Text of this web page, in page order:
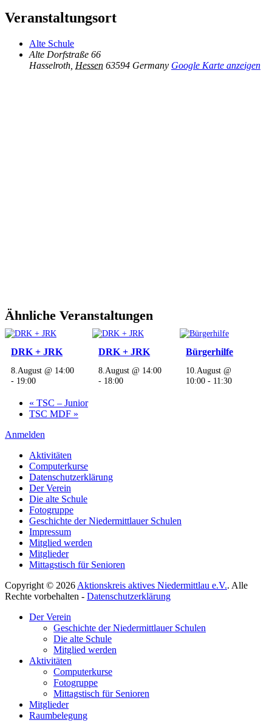
Veranstaltungsort
Alte Schule
Alte Dorfstraße 66
Hasselroth Hessen 63594 Germany Google Karte anzeigen
Ähnliche Veranstaltungen
DRK + JRK
8.August @ 14:00
- 19:00
DRK + JRK
8.August @ 14:00
- 18:00
Bürgerhilfe
10.August @
10:00 - 11:30
« TSC – Junior
TSC MDF »
Anmelden
Aktivitäten
Computerkurse
Datenschutzerklärung
Der Verein
Die alte Schule
Fotogruppe
Geschichte der Niedermittlauer Schulen
Impressum
Mitglied werden
Mitglieder
Mittagstisch für Senioren
Copyright © 2026 Aktionskreis aktives Niedermittlau e.V.. Alle
Rechte vorbehalten - Datenschutzerklärung
scrollenDer Verein
Geschichte der Niedermittlauer Schulen
Die alte Schule
Mitglied werden
Aktivitäten
Computerkurse
Fotogruppe
Mittagstisch für Senioren
Mitglieder
Raumbelegung